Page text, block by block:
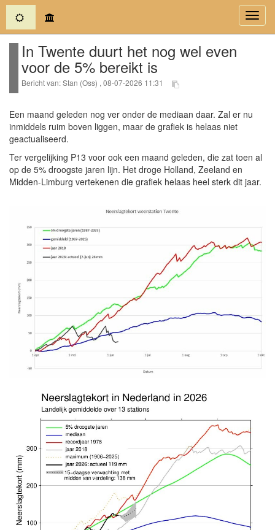
(current)
In Twente duurt het nog wel even
voor de 5% bereikt is
Bericht van: Stan (Oss) , 08-07-2026 11:31
Een maand geleden nog ver onder de mediaan daar. Zal er nu
inmiddels ruim boven liggen, maar de grafiek is helaas niet
geactualiseerd.
Ter vergelijking P13 voor ook een maand geleden, die zat toen al
op de 5% droogste jaren lijn. Het droge Holland, Zeeland en
Midden-Limburg vertekenen die grafiek helaas heel sterk dit jaar.